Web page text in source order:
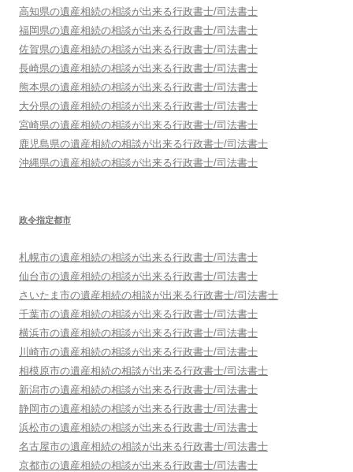
高知県の遺産相続の相談が出来る行政書士/司法書士
福岡県の遺産相続の相談が出来る行政書士/司法書士
佐賀県の遺産相続の相談が出来る行政書士/司法書士
長崎県の遺産相続の相談が出来る行政書士/司法書士
熊本県の遺産相続の相談が出来る行政書士/司法書士
大分県の遺産相続の相談が出来る行政書士/司法書士
宮崎県の遺産相続の相談が出来る行政書士/司法書士
鹿児島県の遺産相続の相談が出来る行政書士/司法書士
沖縄県の遺産相続の相談が出来る行政書士/司法書士
政令指定都市
札幌市の遺産相続の相談が出来る行政書士/司法書士
仙台市の遺産相続の相談が出来る行政書士/司法書士
さいたま市の遺産相続の相談が出来る行政書士/司法書士
千葉市の遺産相続の相談が出来る行政書士/司法書士
横浜市の遺産相続の相談が出来る行政書士/司法書士
川崎市の遺産相続の相談が出来る行政書士/司法書士
相模原市の遺産相続の相談が出来る行政書士/司法書士
新潟市の遺産相続の相談が出来る行政書士/司法書士
静岡市の遺産相続の相談が出来る行政書士/司法書士
浜松市の遺産相続の相談が出来る行政書士/司法書士
名古屋市の遺産相続の相談が出来る行政書士/司法書士
京都市の遺産相続の相談が出来る行政書士/司法書士